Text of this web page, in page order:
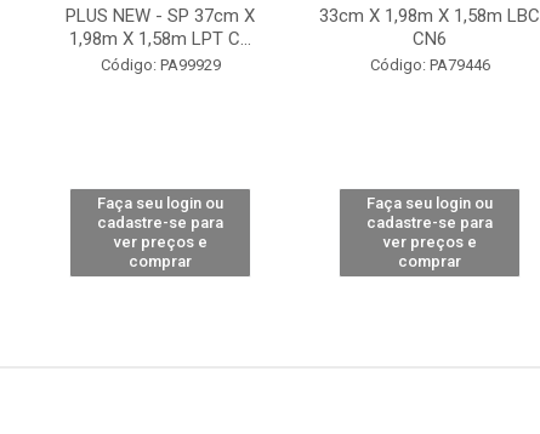
PLUS NEW - SP 37cm X
1,98m X 1,58m LPT C...
Código: PA99929
Faça seu login ou
cadastre-se para
ver preços e
comprar
33cm X 1,98m X 1,58m LBC
CN6
Código: PA79446
Faça seu login ou
cadastre-se para
ver preços e
comprar